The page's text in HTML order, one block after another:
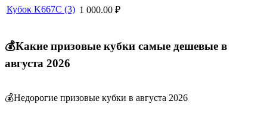
Кубок K667C (3) 1 000.00 ₽
💰Какие призовые кубки самые дешевые в
августа 2026
💰Недорогие призовые кубки в августа 2026